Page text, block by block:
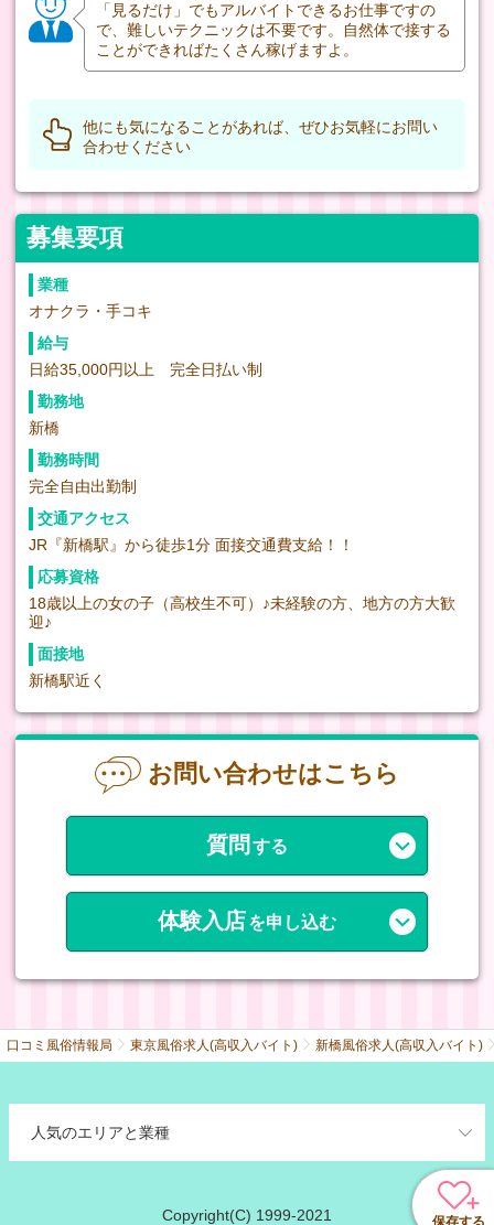
保存する
「見るだけ」でもアルバイトできるお仕事ですの
で、難しいテクニックは不要です。自然体で接する
ことができればたくさん稼げますよ。
他にも気になることがあれば、ぜひお気軽にお問い
合わせください
募集要項
業種
オナクラ・手コキ
給与
日給35,000円以上 完全日払い制
勤務地
新橋
勤務時間
完全自由出勤制
交通アクセス
JR『新橋駅』から徒歩1分 面接交通費支給！！
応募資格
18歳以上の女の子（高校生不可）♪未経験の方、地方の方大歓
迎♪
面接地
新橋駅近く
お問い合わせはこちら
質問 する
体験入店を申し込む
口コミ風俗情報局 東京風俗求人(高収入バイト) 新橋風俗求人(高収入バイト)
人気のエリアと業種
Copyright(C) 1999-2021